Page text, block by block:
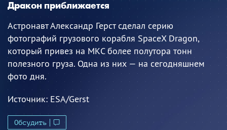
Дракон приближается
Астронавт Александр Герст сделал серию
фотографий грузового корабля SpaceX Dragon,
который привез на МКС более полутора тонн
полезного груза. Одна из них — на сегодняшнем
фото дня.
Источник:ESA/Gerst
Обсудить